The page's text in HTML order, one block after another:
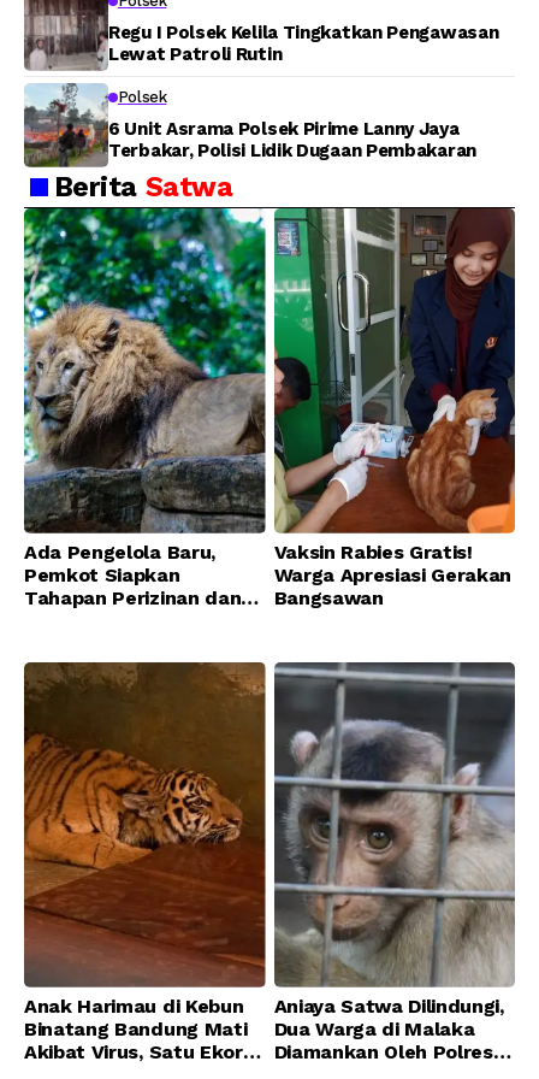
Regu I Polsek Kelila Tingkatkan Pengawasan
Lewat Patroli Rutin
Polsek
6 Unit Asrama Polsek Pirime Lanny Jaya
Terbakar, Polisi Lidik Dugaan Pembakaran
Berita Satwa
Ada Pengelola Baru,
Pemkot Siapkan
Tahapan Perizinan dan
Vaksin Rabies Gratis!
Warga Apresiasi Gerakan
Bangsawan
Anak Harimau di Kebun
Binatang Bandung Mati
Akibat Virus, Satu Ekor
Aniaya Satwa Dilindungi,
Dua Warga di Malaka
Diamankan Oleh Polres